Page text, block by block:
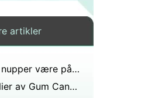
artikler
Kan hevede røde nupper være på tungen med streptokokker i halsen?
Begynnelsen stadier av Gum Cancer